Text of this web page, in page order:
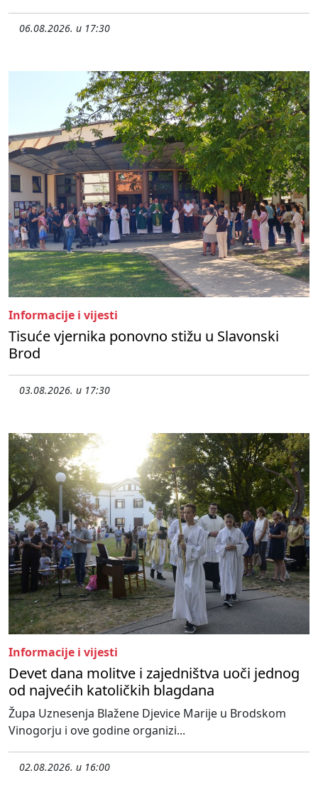
06.08.2026. u 17:30
Informacije i vijesti
Tisuće vjernika ponovno stižu u Slavonski
Brod
03.08.2026. u 17:30
Informacije i vijesti
Devet dana molitve i zajedništva uoči jednog
od najvećih katoličkih blagdana
Župa Uznesenja Blažene Djevice Marije u Brodskom
Vinogorju i ove godine organizi...
02.08.2026. u 16:00